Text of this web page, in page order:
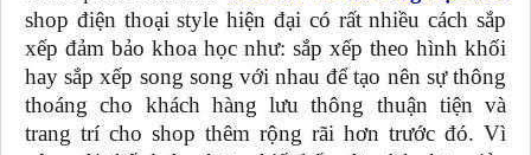
shop điện thoại style hiện đại có rất nhiều cách sắp
xếp đảm bảo khoa học như: sắp xếp theo hình khối
hay sắp xếp song song với nhau để tạo nên sự thông
thoáng cho khách hàng lưu thông thuận tiện và
trang trí cho shop thêm rộng rãi hơn trước đó. Vì